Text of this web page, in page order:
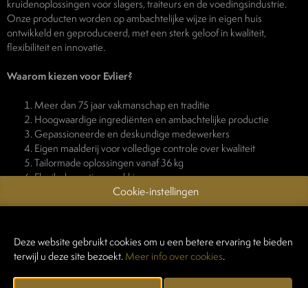
kruidenoplossingen voor slagers, traiteurs en de voedingsindustrie.
Onze producten worden op ambachtelijke wijze in eigen huis
ontwikkeld en geproduceerd, met een sterk geloof in kwaliteit,
flexibiliteit en innovatie.
Waarom kiezen voor Evlier?
Meer dan 75 jaar vakmanschap en traditie
Hoogwaardige ingrediënten en ambachtelijke productie
Gepassioneerde en deskundige medewerkers
Eigen maalderij voor volledige controle over kwaliteit
Tailormade oplossingen vanaf 36 kg
Flexibele portieverpakkingen
In-house R&D die inspeelt op trends en noden
Gecertificeerd volgens FSSC 22000 – hoogste standaard in
Dankzij een fijnmazig netwerk bedienen we vandaag 85% van de
Belgische slagers. Evlier staat voor betrouwbaarheid, innovatie en een
persoonlijke aanpak – dé ingrediënten voor succesvolle
Cookie-instellingen
Deze website gebruikt cookies om u een betere ervaring te bieden
terwijl u deze site bezoekt.Meer info over cookies.